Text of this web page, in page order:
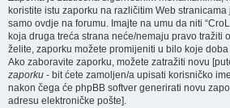
koristite istu zaporku na različitim Web
samo ovdje na forumu. Imajte na umu da niti
koja druga treća strana neće/nemaju pravo tražiti
želite, zaporku možete promijeniti u bilo koje
Ako zaboravite zaporku, možete zatražiti novu
zaporku - bit ćete zamoljen/a upisati korisničko
nakon čega će phpBB softver generirati novu
adresu elektroničke pošte].